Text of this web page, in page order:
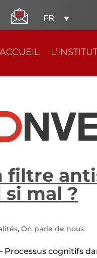
FR
ACCUEIL
filtre
si mal ?
,On parle de nous
cognitifs